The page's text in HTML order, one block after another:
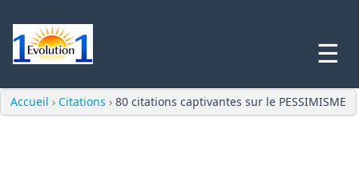
☰
Accueil › Citations › 80 citations captivantes sur le PESSIMISME